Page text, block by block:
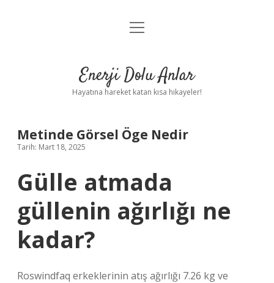
Anasayfa
Yasal Uyarı
menüyü
Enerji Dolu Anlar
Hayatına hareket katan kısa hikayeler!
Metinde Görsel Öge Nedir
Tarih: Mart 18, 2025
Gülle atmada
güllenin ağırlığı ne
kadar?
Roswindfaq erkeklerinin atış ağırlığı 7.26 kg ve